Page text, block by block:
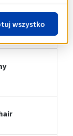
.hair
wszystko